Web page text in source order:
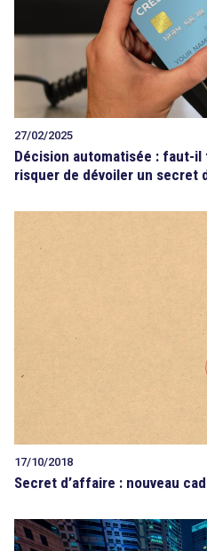
Tout sur le
Rechercher
27/02/2025
Décision automatisée : faut-
risquer de dévoiler un secret
17/10/2018
Secret d’affaire : nouveau